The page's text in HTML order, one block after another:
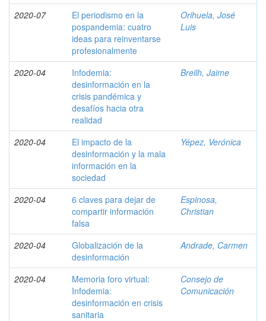
2020-07
El periodismo en la
pospandemia: cuatro
ideas para reinventarse
profesionalmente
Orihuela, José
Luis
2020-04
Infodemia:
desinformación en la
crisis pandémica y
desafíos hacia otra
realidad
Breilh, Jaime
2020-04
El impacto de la
desinformación y la mala
información en la
sociedad
Yépez, Verónica
2020-04
6 claves para dejar de
compartir información
falsa
Espinosa,
Christian
2020-04
Globalización de la
desinformación
Andrade, Carmen
2020-04
Memoria foro virtual:
Infodemia:
desinformación en crisis
sanitaria
Consejo de
Comunicación